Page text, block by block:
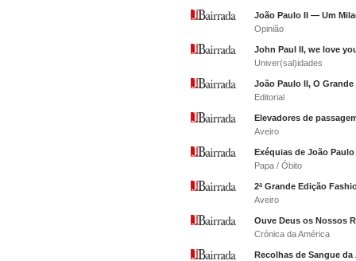
João Paulo II — Um
Opinião
John Paul II, we love
Univer(sal)idades
João Paulo II, O Grande
Editorial
Elevadores de
Aveiro
Exéquias de João
Papa / Óbito
2ª Grande Edição
Aveiro
Ouve Deus os Nossos
Crónica da América
Recolhas de Sangue da